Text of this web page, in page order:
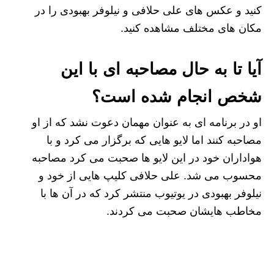
کنید و عکس های علی حلافی و نیلوفر بهبودی را در
مکان های مختلف مشاهده کنید.
آیا تا به حال مصاحبه ای با این
شخص انجام شده است؟
او در برنامه ای به عنوان مهمان دعوت نشد که از او
مصاحبه کنند اما لایو هایی که برگزار می کرد و با
هواداران خود در این لایو ها صحبت می کرد مصاحبه
محسوب می شد. علی حلافی کلیپ هایی از خود و
نیلوفر بهبودی در یوتیوب منتشر کرد که در آن ها با
مخاطب هایشان صحبت می کردند.